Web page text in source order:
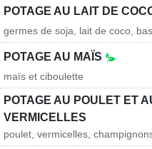
POTAGE AU LAIT DE
germes de soja, lait de coco,
POTAGE AU MAÏS
maïs et ciboulette
POTAGE AU POULET ET
VERMICELLES
poulet, vermicelles,